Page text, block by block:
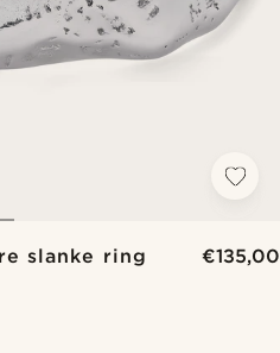
slanke ring
€135,00